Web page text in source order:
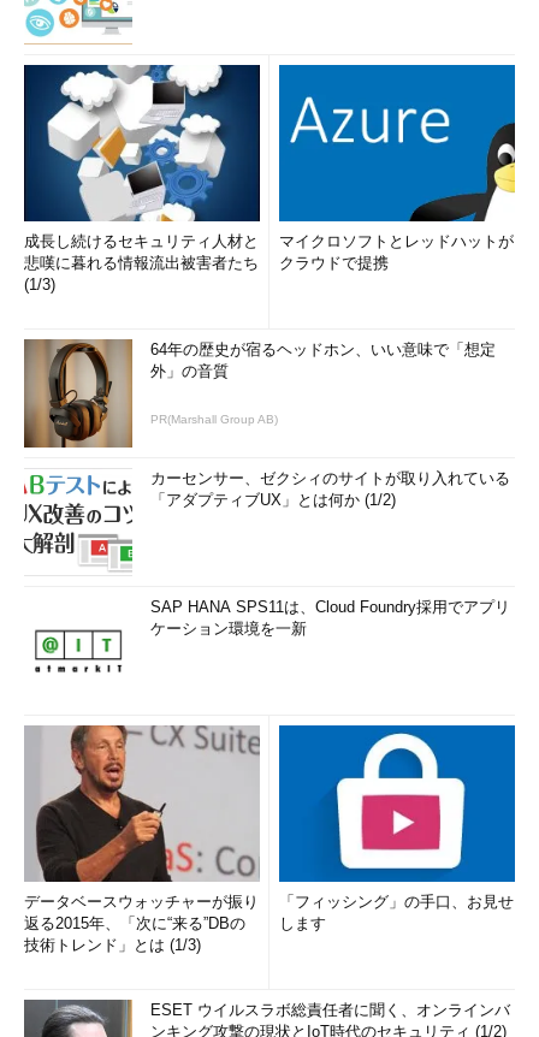
成長し続けるセキュリティ人材と
悲嘆に暮れる情報流出被害者たち
(1/3)
マイクロソフトとレッドハットが
クラウドで提携
64年の歴史が宿るヘッドホン、いい意味で「想定
外」の音質
PR(Marshall Group AB)
カーセンサー、ゼクシィのサイトが取り入れている
「アダプティブUX」とは何か (1/2)
SAP HANA SPS11は、Cloud Foundry採用でアプリ
ケーション環境を一新
データベースウォッチャーが振り
返る2015年、「次に“来る”DBの
技術トレンド」とは (1/3)
「フィッシング」の手口、お見せ
します
ESET ウイルスラボ総責任者に聞く、オンラインバ
ンキング攻撃の現状とIoT時代のセキュリティ (1/2)